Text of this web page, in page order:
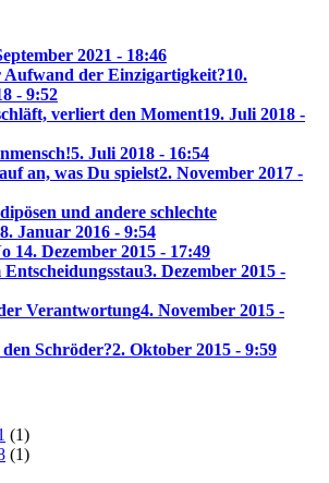
2021 - 18:46
Aufwand der Einzigartigkeit?10.
- 9:52
verliert den Moment19. Juli 2018 -
5. Juli 2018 - 16:54
an, was Du spielst2. November 2017 -
und andere schlechte
8. Januar 2016 - 9:54
14. Dezember 2015 - 17:49
3. Dezember 2015 -
Verantwortung4. November 2015 -
Schröder?2. Oktober 2015 - 9:59
(1)
(1)